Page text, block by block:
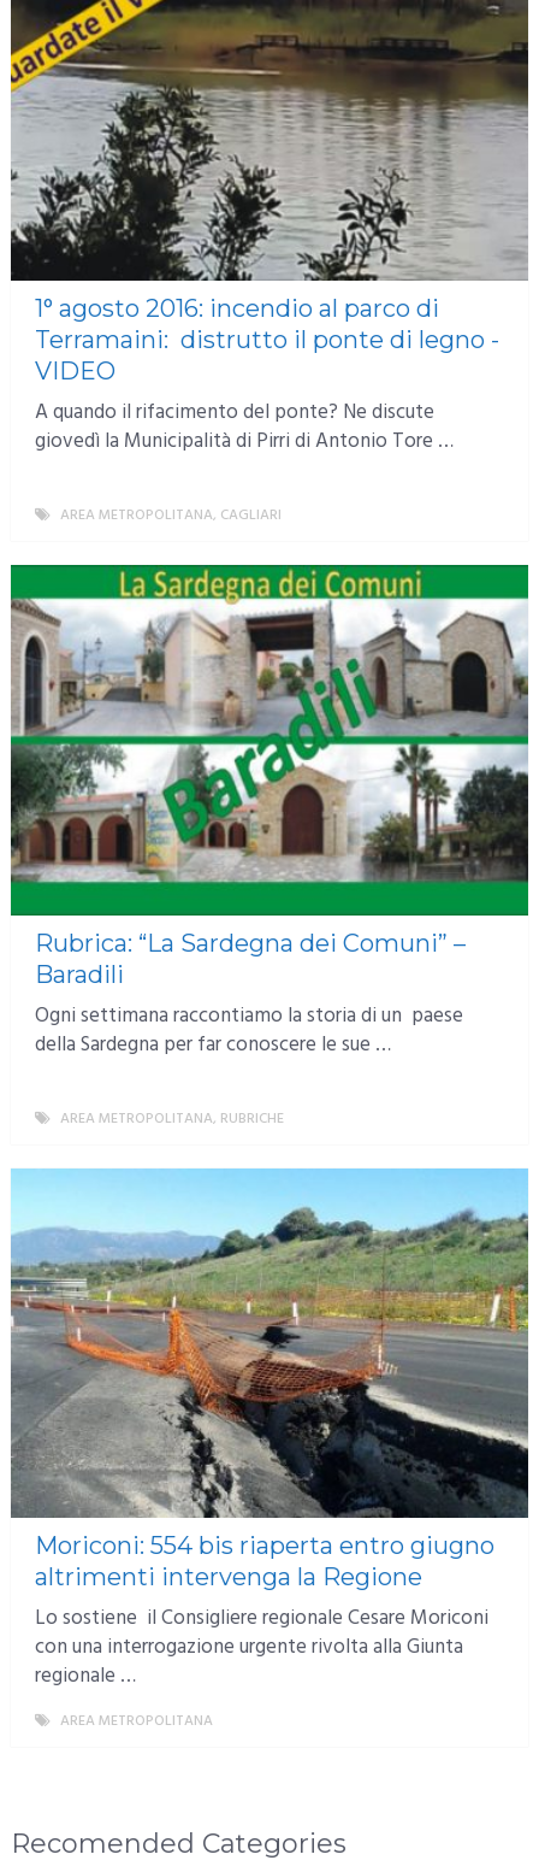
1° agosto 2016: incendio al parco di
Terramaini: distrutto il ponte di legno -
VIDEO
A quando il rifacimento del ponte? Ne discute
giovedì la Municipalità di Pirri di Antonio Tore …
AREA METROPOLITANA, CAGLIARI
Rubrica: “La Sardegna dei Comuni” –
Baradili
Ogni settimana raccontiamo la storia di un paese
della Sardegna per far conoscere le sue …
AREA METROPOLITANA, RUBRICHE
Moriconi: 554 bis riaperta entro giugno
altrimenti intervenga la Regione
Lo sostiene il Consigliere regionale Cesare Moriconi
con una interrogazione urgente rivolta alla Giunta
regionale …
AREA METROPOLITANA
Recomended Categories